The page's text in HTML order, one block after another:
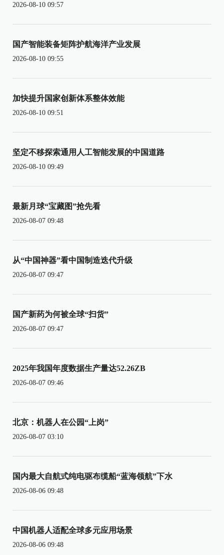
2026-08-10 09:57
国产智能装备矩阵护航海洋产业发展
2026-08-10 09:55
加快提升国家创新体系整体效能
2026-08-10 09:51
坚定不移探索通用人工智能发展的中国道路
2026-08-10 09:49
最新月球“宝藏图”抢先看
2026-08-07 09:48
从“中国神器”看中国制造迭代升级
2026-08-07 09:47
国产新药为何被全球“扫货”
2026-08-07 09:47
2025年我国年度数据生产量达52.26ZB
2026-08-07 09:46
北京：机器人在公园“上岗”
2026-08-07 03:10
国内最大自航式纯电驱布缆船“蓝海领航”下水
2026-08-06 09:48
中国机器人适配全球多元应用场景
2026-08-06 09:48